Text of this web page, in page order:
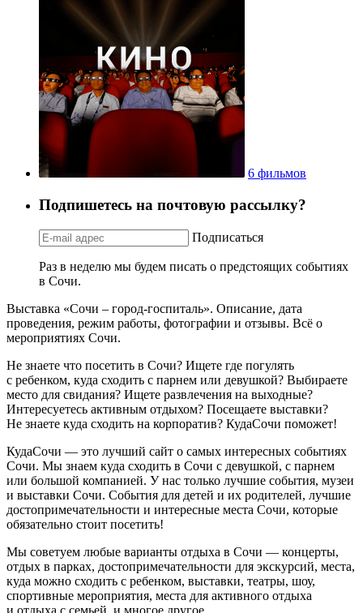
6 фильмов
Подпишетесь на почтовую рассылку?
Подписаться
Раз в неделю мы будем писать о предстоящих событиях
в Сочи.
Выставка «Сочи – город-госпиталь». Описание, дата
проведения, режим работы, фотографии и отзывы. Всё о
мероприятиях Сочи.
Не знаете что посетить в Сочи? Ищете где погулять
с ребенком, куда сходить с парнем или девушкой? Выбираете
место для свидания? Ищете развлечения на выходные?
Интересуетесь активным отдыхом? Посещаете выставки?
Не знаете куда сходить на корпоратив? КудаСочи поможет!
КудаСочи — это лучший сайт о самых интересных событиях
Сочи. Мы знаем куда сходить в Сочи с девушкой, с парнем
или большой компанией. У нас только лучшие события, музеи
и выставки Сочи. События для детей и их родителей, лучшие
достопримечательности и интересные места Сочи, которые
обязательно стоит посетить!
Мы советуем любые варианты отдыха в Сочи — концерты,
отдых в парках, достопримечательности для экскурсий, места,
куда можно сходить с ребенком, выставки, театры, шоу,
спортивные мероприятия, места для активного отдыха
и отдыха с семьей, и многое другое.